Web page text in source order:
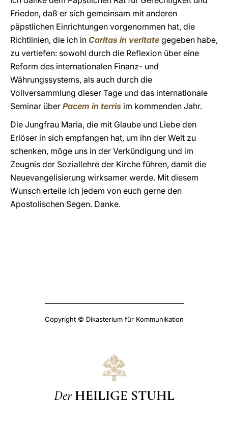
Frieden, daß er sich gemeinsam mit anderen
päpstlichen Einrichtungen vorgenommen hat, die
Richtlinien, die ich in Caritas in veritate gegeben habe,
zu vertiefen: sowohl durch die Reflexion über eine
Reform des internationalen Finanz- und
Währungssystems, als auch durch die
Vollversammlung dieser Tage und das internationale
Seminar über Pacem in terris im kommenden Jahr.
Die Jungfrau Maria, die mit Glaube und Liebe den
Erlöser in sich empfangen hat, um ihn der Welt zu
schenken, möge uns in der Verkündigung und im
Zeugnis der Soziallehre der Kirche führen, damit die
Neuevangelisierung wirksamer werde. Mit diesem
Wunsch erteile ich jedem von euch gerne den
Apostolischen Segen. Danke.
Copyright © Dikasterium für Kommunikation
Der HEILIGE STUHL